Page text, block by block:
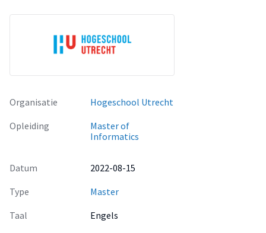
Organisatie
Hogeschool Utrecht
Opleiding
Master of
Informatics
Datum
2022-08-15
Type
Master
Taal
Engels